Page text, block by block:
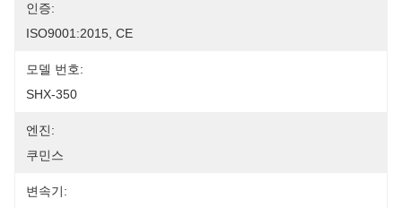
인증:
ISO9001:2015, CE
모델 번호:
SHX-350
엔진:
쿠민스
변속기: